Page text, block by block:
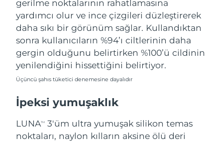
gerilme noktalarının rahatlamasına
yardımcı olur ve ince çizgileri düzleştirerek
daha sıkı bir görünüm sağlar. Kullandıktan
sonra kullanıcıların %94’ı ciltlerinin daha
gergin olduğunu belirtirken %100’ü cildinin
yenilendiğini hissettiğini belirtiyor.
Üçüncü şahıs tüketici denemesine dayalıdır
İpeksi yumuşaklık
LUNATM
3'üm ultra yumuşak silikon temas
noktaları, naylon kılların aksine ölü deri
Reunion
Tahmini teslim tarihi
15/08/2026
Romanya
Tahmini teslim tarihi
Suudi Arabistan
11/08/2026